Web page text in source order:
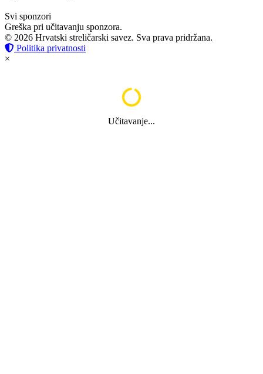
Svi sponzori
Greška pri učitavanju sponzora.
© 2026 Hrvatski streličarski savez. Sva prava pridržana.
Politika privatnosti
×
Učitavanje...